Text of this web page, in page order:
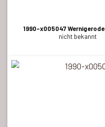
1990-x005047 Wernigerode
nicht bekannt